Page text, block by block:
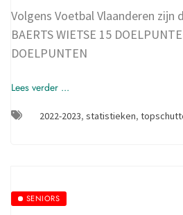
Volgens Voetbal Vlaanderen
BAERTS WIETSE 15
DOELPUNTEN
Lees verder ...
2022-2023, statistieken,
SENIORS